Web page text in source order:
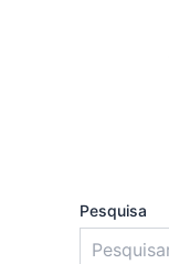
Pesquisa
u
m